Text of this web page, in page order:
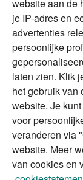
Erfenis
Alles
Over ABN
website aan de
je IP-adres en
advertenties
persoonlijke
laten zien. Klik
het gebruik van
website. Je
voor
veranderen via
website. Meer
van cookies en